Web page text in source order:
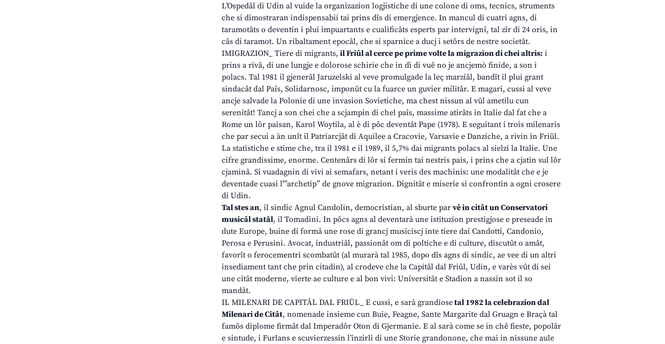
L’Ospedâl di Udin al vuide la organizazion logjistiche di une colone di oms, tecnics, struments
che si dimostraran indispensabii tai prins dîs di emergjence. In mancul di cuatri agns, di
taramotâts o deventin i plui impuartants e cualificâts esperts par intervignî, tal zîr di 24 oris, in
câs di taramot. Un ribaltament epocâl, che si sparnice a ducj i setôrs de nestre societât.
IMIGRAZION_ Tiere di migrants, il Friûl al cerce pe prime volte la migrazion di chei altris: i
prins a rivâ, di une lungje e dolorose schirie che in dì di vuê no je ancjemò finide, a son i
polacs. Tal 1981 il gjenerâl Jaruzelski al veve promulgade la leç marziâl, bandît il plui grant
sindacât dal Paîs, Solidarnosc, imponût cu la fuarce un guvier militâr. E magari, cussì al veve
ancje salvade la Polonie di une invasion Sovietiche, ma chest nissun al vûl ametilu cun
serenitât! Tancj a son chei che a scjampin di chel paîs, massime atirâts in Italie dal fat che a
Rome un lôr paisan, Karol Woytila, al è di pôc deventât Pape (1978). E seguitant i trois milenaris
che par secui a àn unît il Patriarcjât di Aquilee a Cracovie, Varsavie e Danziche, a rivin in Friûl.
La statistiche e stime che, tra il 1981 e il 1989, il 5,7% dai migrants polacs al sielzi la Italie. Une
cifre grandissime, enorme. Centenârs di lôr si fermin tai nestris pais, i prins che a cjatin sul lôr
cjaminâ. Si vuadagnin di vivi ai semafars, netant i veris des machinis: une modalitât che e je
deventade cuasi l'”archetip” de gnove migrazion. Dignitât e miserie si confrontin a ogni crosere
di Udin.
Tal stes an, il sindic Agnul Candolin, democristian, al sburte par vê in citât un Conservatori
musicâl statâl, il Tomadini. In pôcs agns al deventarà une istituzion prestigjose e preseade in
dute Europe, buine di formâ une rose di grancj musiciscj inte tiere dai Candotti, Candonio,
Perosa e Perusini. Avocat, industriâl, passionât om di poltiche e di culture, discutût o amât,
favorît o ferocementri scombatût (al murarà tal 1985, dopo dîs agns di sindic, ae vee di un altri
insediament tant che prin citadin), al crodeve che la Capitâl dal Friûl, Udin, e varès vût di sei
une citât moderne, vierte ae culture e al bon vivi: Universitât e Stadion a nassin sot il so
mandât.
IL MILENARI DE CAPITÂL DAL FRIÛL_ E cussì, e sarà grandiosetal 1982 la celebrazion dal
Milenari de Citât, nomenade insieme cun Buie, Feagne, Sante Margarite dal Gruagn e Braçà tal
famôs diplome firmât dal Imperadôr Oton di Gjermanie. E al sarà come se in chê fieste, popolâr
e sintude, i Furlans e scuvierzessin l’inzirli di une Storie grandonone, che mai in nissune aule